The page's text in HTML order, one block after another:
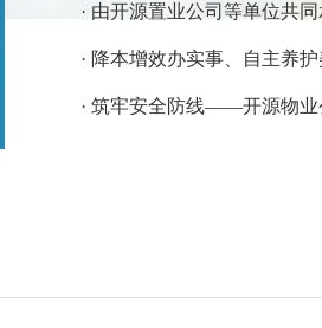
· 由开源置业公司等单位共
· 降本增效办实事、自主养
· 筑牢安全防线——开源物业